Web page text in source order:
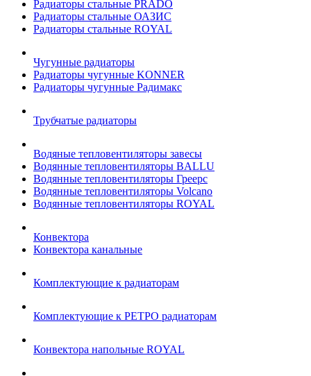
Радиаторы стальные PRADO
Радиаторы стальные ОАЗИС
Радиаторы стальные ROYAL
Чугунные радиаторы
Радиаторы чугунные KONNER
Радиаторы чугунные Радимакс
Трубчатые радиаторы
Водяные тепловентиляторы завесы
Водянные тепловентиляторы BALLU
Водянные тепловентиляторы Греерс
Водянные тепловентиляторы Volcano
Водянные тепловентиляторы ROYAL
Конвектора
Конвектора канальные
Комплектующие к радиаторам
Комплектующие к РЕТРО радиаторам
Конвектора напольные ROYAL